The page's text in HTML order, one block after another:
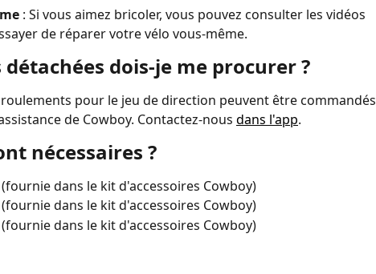
: Si vous aimez bricoler, vous pouvez consulter les vidéos
de réparer votre vélo vous-même.
détachées dois-je me procurer ?
roulements pour le jeu de direction peuvent être commandés
de Cowboy. Contactez-nous dans l'app.
nécessaires ?
dans le kit d'accessoires Cowboy)
dans le kit d'accessoires Cowboy)
dans le kit d'accessoires Cowboy)